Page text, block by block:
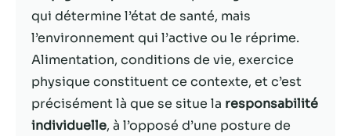
qui détermine l’état de santé, mais
l’environnement qui l’active ou le réprime.
Alimentation, conditions de vie, exercice
physique constituent ce contexte, et c’est
précisément là que se situe la responsabilité
individuelle, à l’opposé d’une posture de
fonctionnement
du site Web.
Statistiques
puissions
améliorer la